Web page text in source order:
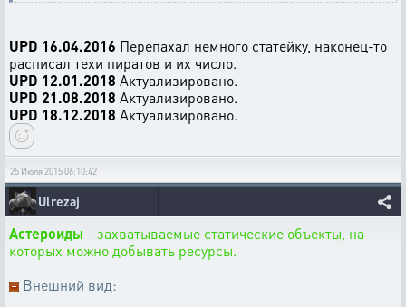
UPD 16.04.2016 Перепахал немного статейку, наконец-то
расписал техи пиратов и их число.
UPD 12.01.2018 Актуализировано.
UPD 21.08.2018 Актуализировано.
UPD 18.12.2018 Актуализировано.
25 Июля 2015 06:10:42
Ulrezaj
Астероиды - захватываемые статические объекты, на
которых можно добывать ресурсы.
Внешний вид: